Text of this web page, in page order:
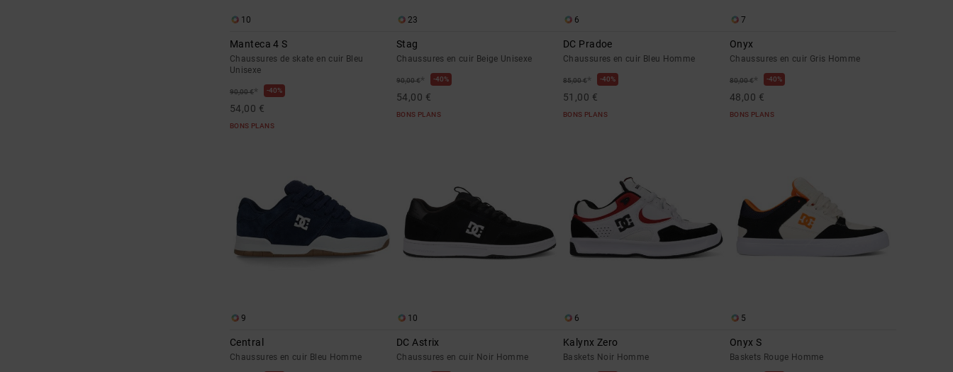
10
Manteca 4 S
Chaussures de skate en cuir Bleu
Unisexe
90,00 €* 40%
54,00 €
BONS PLANS
23
Stag
Chaussures en cuir Beige Unisexe
90,00 €* 40%
54,00 €
BONS PLANS
6
DC Pradoe
Chaussures en cuir Bleu Homme
85,00 €* 40%
51,00 €
BONS PLANS
7
Onyx
Chaussures en cuir Gris Homme
80,00 €* 40%
48,00 €
BONS PLANS
9
Central
Chaussures en cuir Bleu Homme
10
DC Astrix
Chaussures en cuir Noir Homme
6
Kalynx Zero
Baskets Noir Homme
5
Onyx S
Baskets Rouge Homme